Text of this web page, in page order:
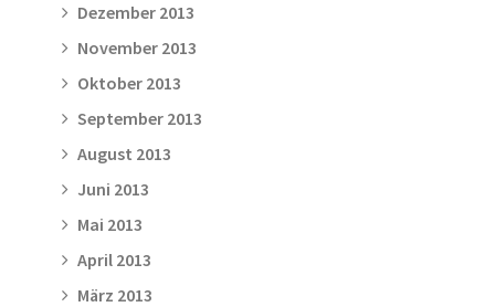
Dezember 2013
November 2013
Oktober 2013
September 2013
August 2013
Juni 2013
Mai 2013
April 2013
März 2013